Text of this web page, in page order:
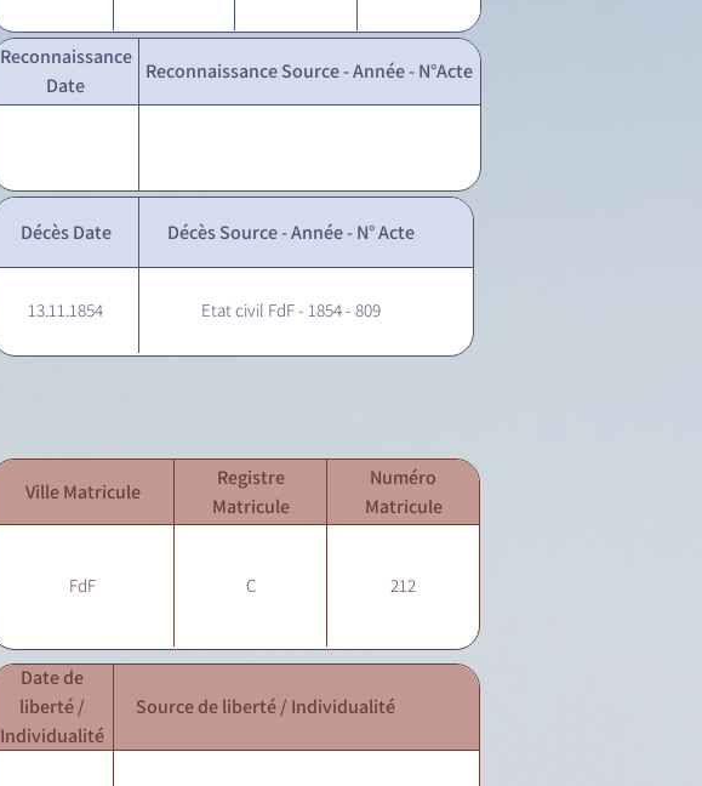
Reconnaissance
Date
Reconnaissance Source - Année - N°Acte
Décès Date Décès Source - Année - N° Acte
13.11.1854 Etat civil FdF - 1854 - 809
Ville Matricule
Registre
Matricule
Numéro
Matricule
FdF C 212
Date de
liberté /
Individualité
Source de liberté / Individualité